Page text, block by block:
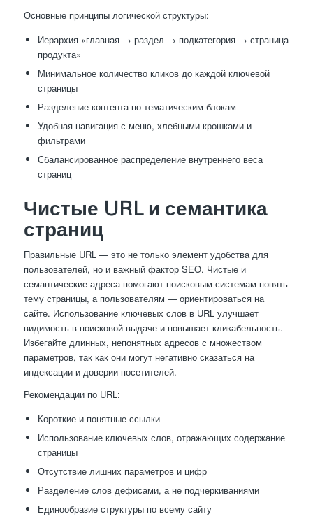
Основные принципы логической структуры:
Иерархия «главная → раздел → подкатегория → страница
продукта»
Минимальное количество кликов до каждой ключевой
страницы
Разделение контента по тематическим блокам
Удобная навигация с меню, хлебными крошками и
фильтрами
Сбалансированное распределение внутреннего веса
страниц
Чистые URL и семантика
страниц
Правильные URL — это не только элемент удобства для
пользователей, но и важный фактор SEO. Чистые и
семантические адреса помогают поисковым системам понять
тему страницы, а пользователям — ориентироваться на
сайте. Использование ключевых слов в URL улучшает
видимость в поисковой выдаче и повышает кликабельность.
Избегайте длинных, непонятных адресов с множеством
параметров, так как они могут негативно сказаться на
индексации и доверии посетителей.
Рекомендации по URL:
Короткие и понятные ссылки
Использование ключевых слов, отражающих содержание
страницы
Отсутствие лишних параметров и цифр
Разделение слов дефисами, а не подчеркиваниями
Единообразие структуры по всему сайту